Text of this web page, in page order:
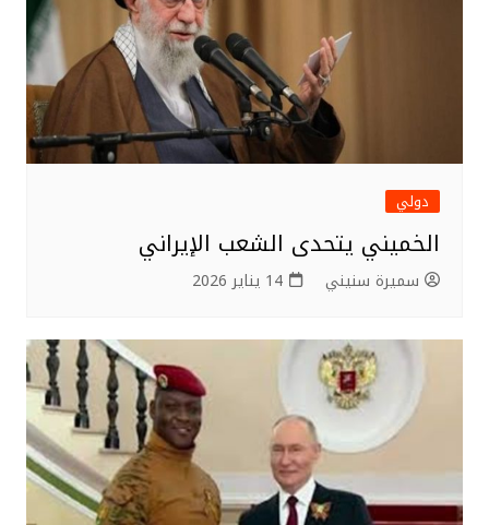
دولي
الخميني يتحدى الشعب الإيراني
سميرة سنيني 14 يناير 2026